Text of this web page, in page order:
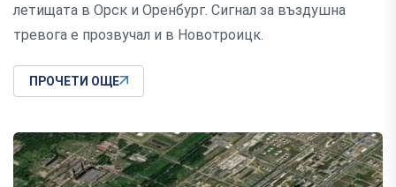
летищата в Орск и Оренбург. Сигнал за въздушна
тревога е прозвучал и в Новотроицк.
ПРОЧЕТИ ОЩЕ